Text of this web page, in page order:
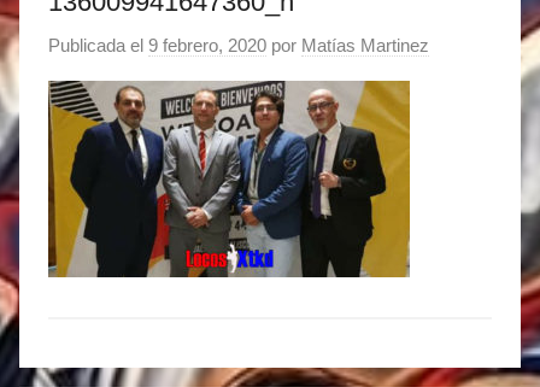
Publicada el 9 febrero, 2020 por Matías Martinez